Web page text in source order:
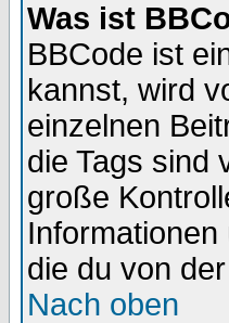
Was ist
BBCode ist
kannst, wird
einzelnen
die Tags sind
große
die du von
Nach oben